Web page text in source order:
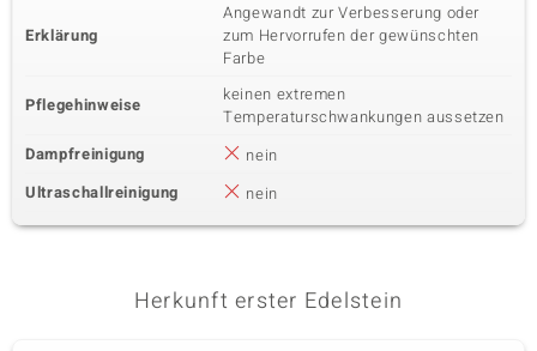
Erklärung
Angewandt zur Verbesserung oder
zum Hervorrufen der gewünschten
Farbe
Pflegehinweise
keinen extremen
Temperaturschwankungen aussetzen
Dampfreinigung
nein
Ultraschallreinigung
nein
Herkunft erster Edelstein